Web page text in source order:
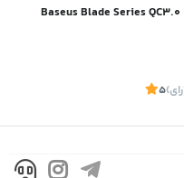
Baseus Blade Series QC3.0
رای)
5